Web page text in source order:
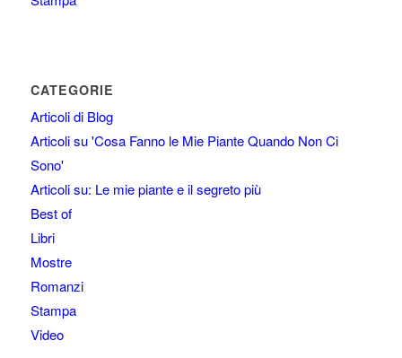
CATEGORIE
Articoli di Blog
Articoli su 'Cosa Fanno le Mie Piante Quando Non Ci
Sono'
Articoli su: Le mie piante e il segreto più
Best of
Libri
Mostre
Romanzi
Stampa
Video